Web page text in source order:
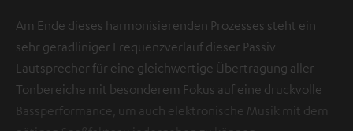
Am Ende dieses harmonisierenden Prozesses steht ein
sehr geradliniger Frequenzverlauf dieser Passiv
Lautsprecher für eine gleichwertige Übertragung aller
Tonbereiche mit besonderem Fokus auf eine druckvolle
Bassperformance, um auch elektronische Musik mit dem